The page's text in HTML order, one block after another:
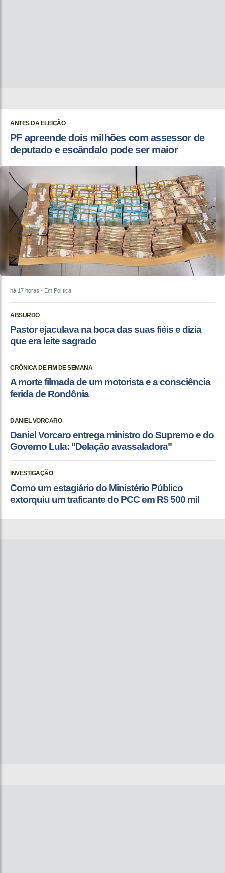
ANTES DA ELEIÇÃO
PF apreende dois milhões com assessor de
deputado e escândalo pode ser maior
há 17 horas - Em Política
ABSURDO
Pastor ejaculava na boca das suas fiéis e dizia
que era leite sagrado
CRÔNICA DE FIM DE SEMANA
A morte filmada de um motorista e a consciência
ferida de Rondônia
DANIEL VORCARO
Daniel Vorcaro entrega ministro do Supremo e do
Governo Lula: "Delação avassaladora"
INVESTIGAÇÃO
Como um estagiário do Ministério Público
extorquiu um traficante do PCC em R$ 500 mil